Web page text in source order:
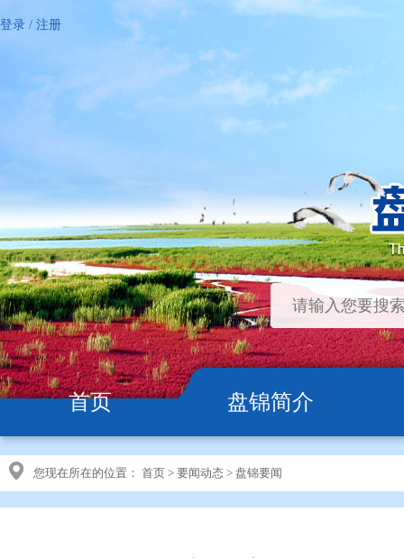
登录 / 注册
首页 盘锦简介
您现在所在的位置： 首页 > 要闻动态 > 盘锦要闻